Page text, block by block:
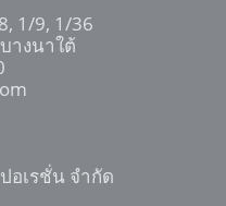
1/9, 1/36
างนาใต้
อเรชั่น จำกัด